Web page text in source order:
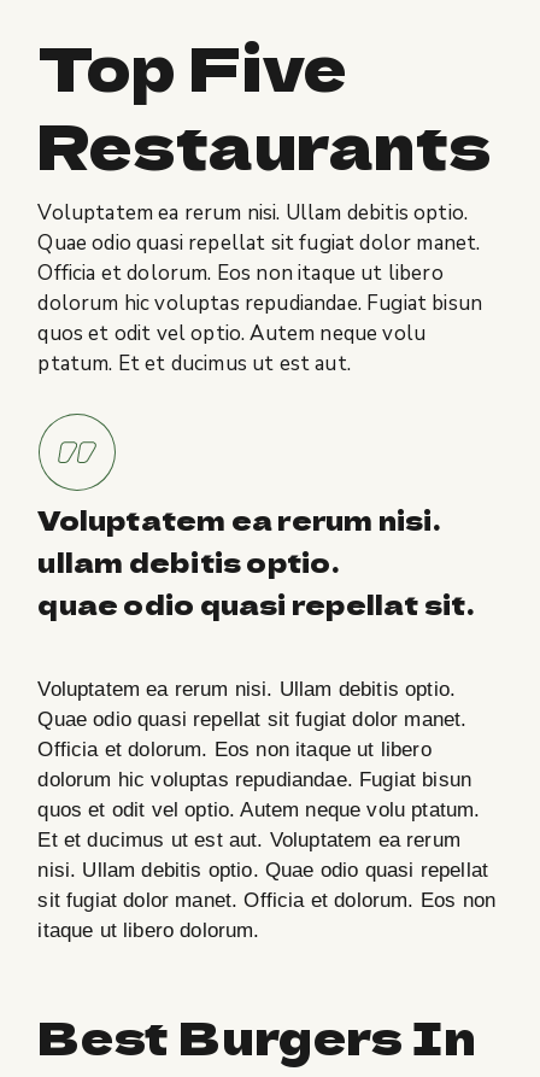
Top Five
Restaurants
Voluptatem ea rerum nisi. Ullam debitis optio.
Quae odio quasi repellat sit fugiat dolor manet.
Officia et dolorum. Eos non itaque ut libero
dolorum hic voluptas repudiandae. Fugiat bisun
quos et odit vel optio. Autem neque volu
ptatum. Et et ducimus ut est aut.
Voluptatem ea rerum nisi.
ullam debitis optio.
quae odio quasi repellat sit.
Voluptatem ea rerum nisi. Ullam debitis optio.
Quae odio quasi repellat sit fugiat dolor manet.
Officia et dolorum. Eos non itaque ut libero
dolorum hic voluptas repudiandae. Fugiat bisun
quos et odit vel optio. Autem neque volu ptatum.
Et et ducimus ut est aut. Voluptatem ea rerum
nisi. Ullam debitis optio. Quae odio quasi repellat
sit fugiat dolor manet. Officia et dolorum. Eos non
itaque ut libero dolorum.
Best Burgers In